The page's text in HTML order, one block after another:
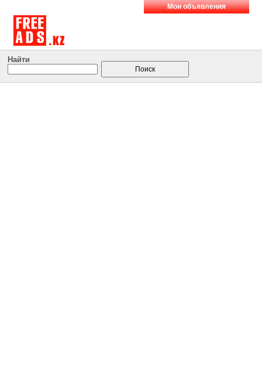
Мои объявления
Найти